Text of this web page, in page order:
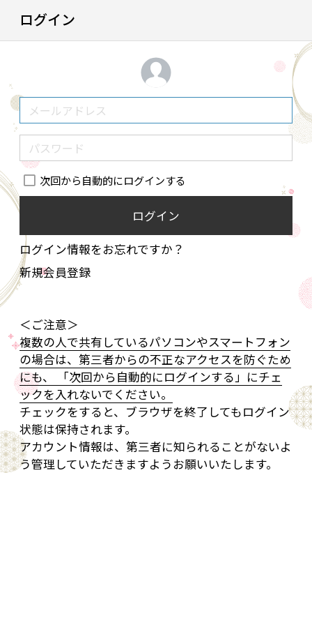
ログイン
次回から自動的にログインする
ログイン
ログイン情報をお忘れですか？
新規会員登録
＜ご注意＞
複数の人で共有しているパソコンやスマートフォン
の場合は、第三者からの不正なアクセスを防ぐため
にも、 「次回から自動的にログインする」にチェ
ックを入れないでください。
チェックをすると、ブラウザを終了してもログイン
状態は保持されます。
アカウント情報は、第三者に知られることがないよ
う管理していただきますようお願いいたします。